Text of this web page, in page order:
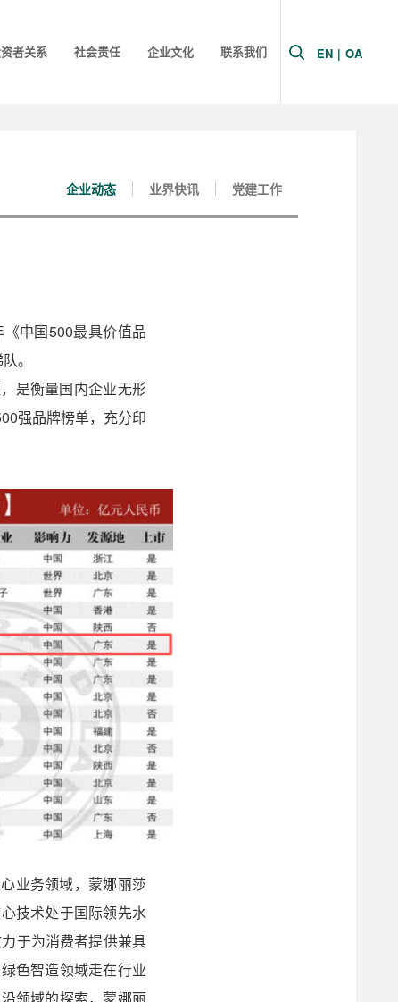
EN | OA
者关系 社会责任 企业文化 联系我们
企业动态 业界快讯 党建工作
中国500最具价值品
。
是衡量国内企业无形
强品牌榜单，充分印
业务领域，蒙娜丽莎
技术处于国际领先水
于为消费者提供兼具
色智造领域走在行业
领域的探索，蒙娜丽